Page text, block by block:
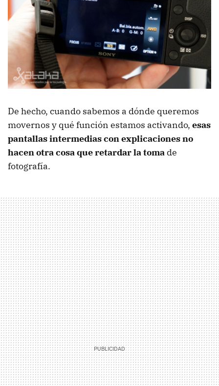
De hecho, cuando sabemos a dónde queremos
movernos y qué función estamos activando, esas
pantallas intermedias con explicaciones no
hacen otra cosa que retardar la toma de
fotografía.